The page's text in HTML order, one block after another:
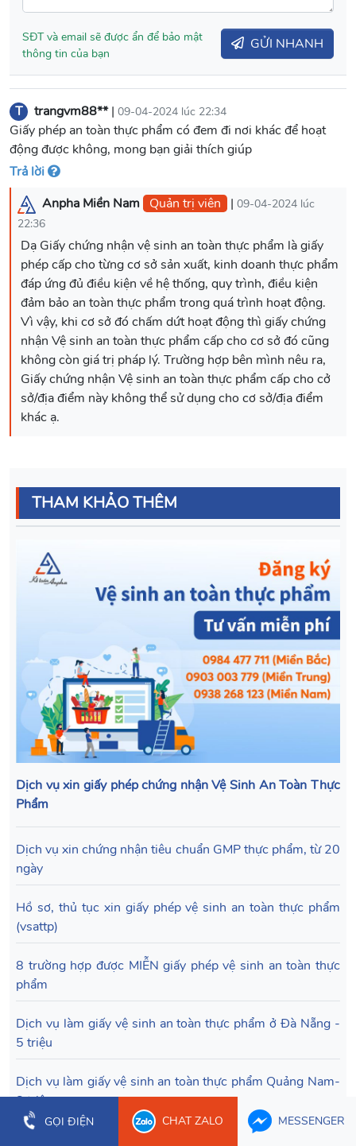
SĐT và email sẽ được ẩn để bảo mật
thông tin của bạn
GỬI NHANH
T trangvm88**| 09-04-2024 lúc 22:34
Giấy phép an toàn thực phẩm có đem đi nơi khác để hoạt
động được không, mong bạn giải thích giúp
Trả lời
Anpha Miền Nam Quản trị viên | 09-04-2024 lúc
22:36
Dạ Giấy chứng nhận vệ sinh an toàn thực phẩm là giấy
phép cấp cho từng cơ sở sản xuất, kinh doanh thực phẩm
đáp ứng đủ điều kiện về hệ thống, quy trình, điều kiện
đảm bảo an toàn thực phẩm trong quá trình hoạt động.
Vì vậy, khi cơ sở đó chấm dứt hoạt động thì giấy chứng
nhận Vệ sinh an toàn thực phẩm cấp cho cơ sở đó cũng
không còn giá trị pháp lý. Trường hợp bên mình nêu ra,
Giấy chứng nhận Vệ sinh an toàn thực phẩm cấp cho cở
sở/địa điểm này không thể sử dụng cho cơ sở/địa điểm
khác ạ.
THAM KHẢO THÊM
Dịch vụ xin giấy phép chứng nhận Vệ Sinh An Toàn Thực
Phẩm
Dịch vụ xin chứng nhận tiêu chuẩn GMP thực phẩm, từ 20
ngày
Hồ sơ, thủ tục xin giấy phép vệ sinh an toàn thực phẩm
(vsattp)
8 trường hợp được MIỄN giấy phép vệ sinh an toàn thực
phẩm
Dịch vụ làm giấy vệ sinh an toàn thực phẩm ở Đà Nẵng -
5 triệu
Dịch vụ làm giấy vệ sinh an toàn thực phẩm Quảng Nam-
8 triệu
GỌI ĐIỆN CHAT ZALO MESSENGER